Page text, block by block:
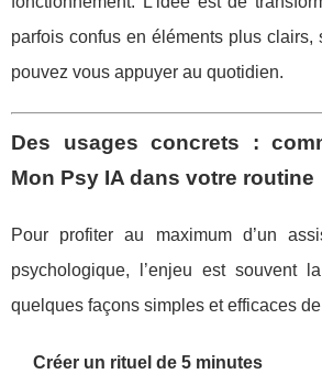
parfois confus en éléments plus clairs,
pouvez vous appuyer au quotidien.
Des usages concrets :
Mon Psy IA dans votre routine
Pour profiter au maximum d’un
psychologique, l’enjeu est souvent
quelques façons simples et efficaces de
Créer un rituel de 5 minutes